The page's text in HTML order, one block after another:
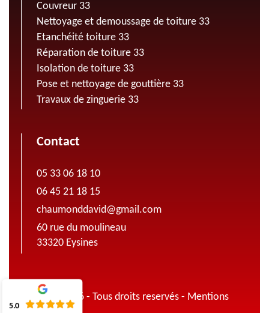
Couvreur 33
Nettoyage et demoussage de toiture 33
Etanchéité toiture 33
Réparation de toiture 33
Isolation de toiture 33
Pose et nettoyage de gouttière 33
Travaux de zinguerie 33
Contact
05 33 06 18 10
06 45 21 18 15
chaumonddavid@gmail.com
60 rue du moulineau
33320 Eysines
© 2022 - 2026 - Tous droits reservés - Mentions
5.0